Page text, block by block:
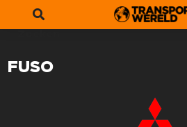
FUSO